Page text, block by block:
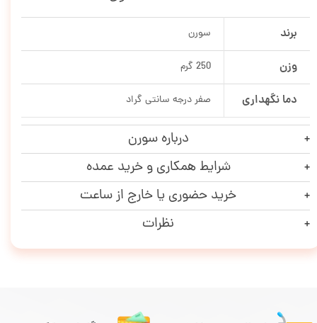
برند سورن
وزن 250 گرم
دما نگهداری صفر درجه سانتی گراد
درباره سورن
شرایط همکاری و خرید عمده
خرید حضوری یا خارج از ساعت
نظرات